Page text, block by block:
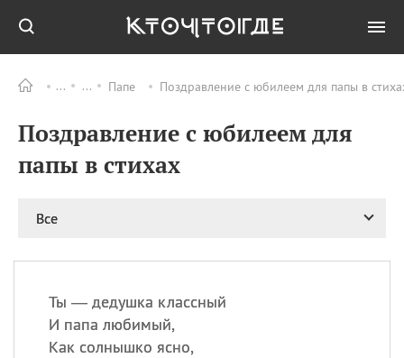
Папе Поздравление с юбилеем для папы в
Поздравление с юбилеем для
папы в стихах
Все
Ты — дедушка классный
И папа любимый,
Как солнышко ясно,
ПРАЗДНИКИ Все
09.08 День памяти жертв
атомной
день